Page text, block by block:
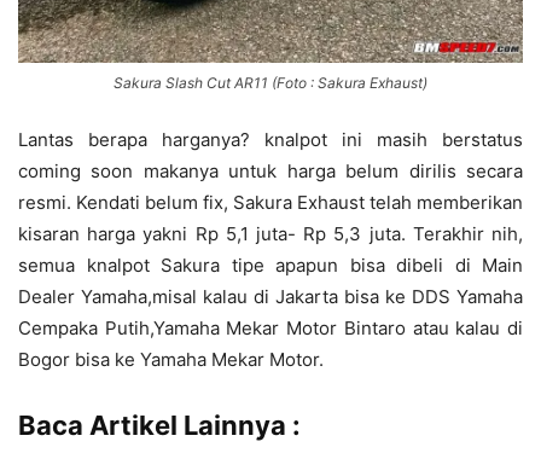
Sakura Slash Cut AR11 (Foto : Sakura Exhaust)
Lantas berapa harganya? knalpot ini masih berstatus
coming soon makanya untuk harga belum dirilis secara
resmi. Kendati belum fix, Sakura Exhaust telah memberikan
kisaran harga yakni Rp 5,1 juta- Rp 5,3 juta. Terakhir nih,
semua knalpot Sakura tipe apapun bisa dibeli di Main
Dealer Yamaha,misal kalau di Jakarta bisa ke DDS Yamaha
Cempaka Putih,Yamaha Mekar Motor Bintaro atau kalau di
Bogor bisa ke Yamaha Mekar Motor.
Baca Artikel Lainnya :